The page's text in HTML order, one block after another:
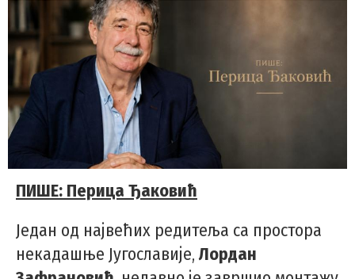
ПИШЕ: Перица Ђаковић
Један од највећих редитеља са простора
некадашње Југославије, Лордан